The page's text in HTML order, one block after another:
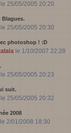
25/05/2005 20:20
Blagues.
25/05/2005 20:30
photoshop ! :D
le 1/10/2007 22:28
25/05/2005 20:23
suit.
25/05/2005 20:32
2008
le 2/01/2008 18:30